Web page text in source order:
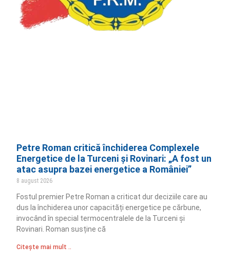
Petre Roman critică închiderea Complexele
Energetice de la Turceni și Rovinari: „A fost un
atac asupra bazei energetice a României”
8 august 2026
Fostul premier Petre Roman a criticat dur deciziile care au
dus la închiderea unor capacități energetice pe cărbune,
invocând în special termocentralele de la Turceni și
Rovinari. Roman susține că
Citește mai mult ..